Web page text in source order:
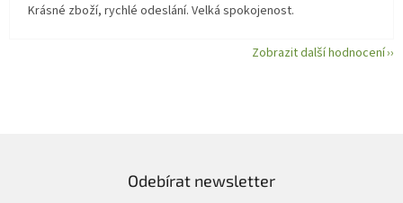
Krásné zboží, rychlé odeslání. Velká spokojenost.
Zobrazit další hodnocení
Odebírat newsletter